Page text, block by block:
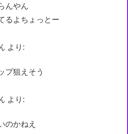
んやん
るよちょっとー
より:
プ狙えそう
より:
のかねえ